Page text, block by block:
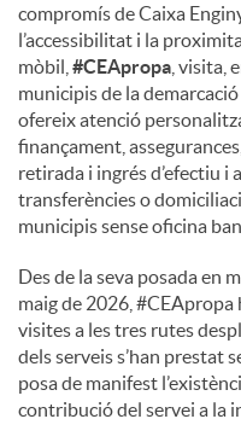
compromís de Caixa
l’accessibilitat i la
mòbil, #CEApropa , visita,
municipis de la
ofereix atenció
finançament,
retirada i ingrés d’efectiu i
transferències o
municipis sense oficina
Des de la seva posada en
maig de 2026,
visites a les tres rutes
dels serveis s’han prestat
posa de manifest
contribució del servei a la